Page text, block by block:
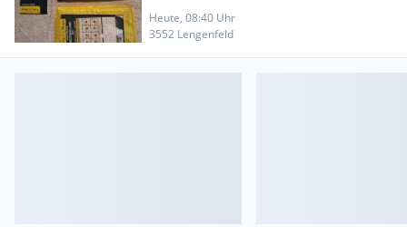
Heute, 08:40 Uhr
3552 Lengenfeld